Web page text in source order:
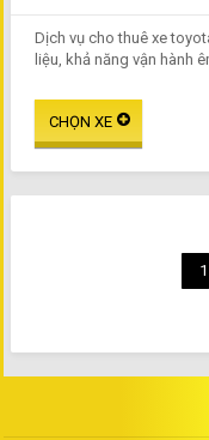
Dịch vụ cho thuê xe
liệu, khả năng vận hành
1